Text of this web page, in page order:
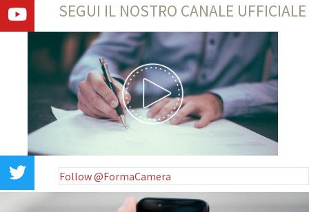
SEGUI IL NOSTRO CANALE UFFICIALE
Follow @FormaCamera